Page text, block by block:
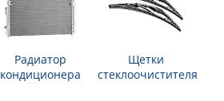
Радиатор
кондиционера
Щетки
стеклоочистителя